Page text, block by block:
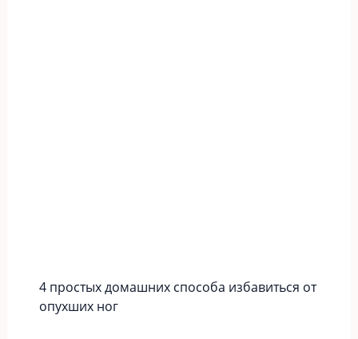
4 простых домашних способа избавиться от
опухших ног